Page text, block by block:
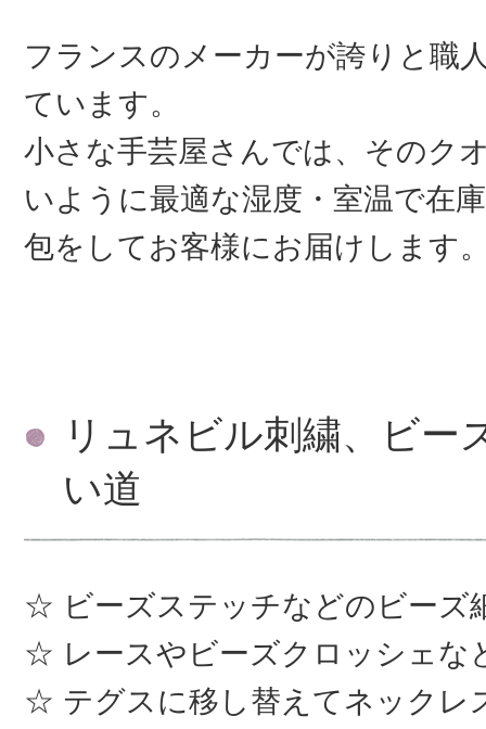
フランスのメーカーが誇りと職
ています。
小さな手芸屋さんでは、そのク
いように最適な湿度・室温で在
包をしてお客様にお届けします
リュネビル刺繍、ビー
い道
ビーズステッチなどのビーズ
レースやビーズクロッシェな
テグスに移し替えてネックレ